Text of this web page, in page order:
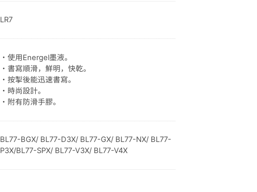
LR7
・使用Energel墨液。
・書寫順滑，鮮明，快乾。
・按掣後能迅速書寫。
・時尚設計。
・附有防滑手膠。
BL77-BGX/ BL77-D3X/ BL77-GX/ BL77-NX/ BL77-
P3X/BL77-SPX/ BL77-V3X/ BL77-V4X